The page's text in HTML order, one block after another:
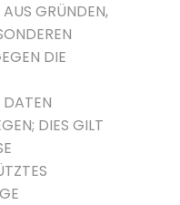
GRÜNDEN,
DIE
DATEN
DIES GILT